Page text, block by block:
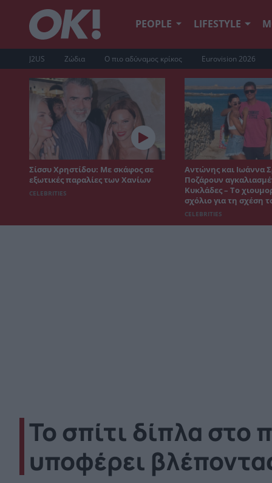
PEOPLE LIFESTYLE
J2US Ζώδια Ο πιο αδύναμος κρίκος Eurovision 2026
Σίσσυ Χρηστίδου: Με σκάφος σε
εξωτικές παραλίες των Χανίων
CELEBRITIES
Αντώνης και Ιωάννα
Ποζάρουν
Κυκλάδες – Το
σχόλιο για τη σχέση
CELEBRITIES
Το σπίτι δίπλα στο
υποφέρει